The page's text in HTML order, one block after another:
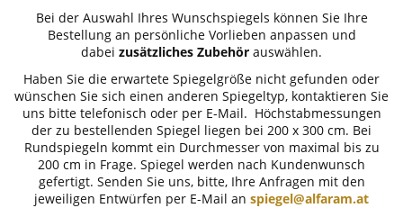
Bei der Auswahl Ihres Wunschspiegels können Sie Ihre
Bestellung an persönliche Vorlieben anpassen und
dabei zusätzliches Zubehör auswählen.
Haben Sie die erwartete Spiegelgröße nicht gefunden oder
wünschen Sie sich einen anderen Spiegeltyp, kontaktieren Sie
uns bitte telefonisch oder per E-Mail. Höchstabmessungen
der zu bestellenden Spiegel liegen bei 200 x 300 cm. Bei
Rundspiegeln kommt ein Durchmesser von maximal bis zu
200 cm in Frage. Spiegel werden nach Kundenwunsch
gefertigt. Senden Sie uns, bitte, Ihre Anfragen mit den
jeweiligen Entwürfen per E-Mail an spiegel@alfaram.at